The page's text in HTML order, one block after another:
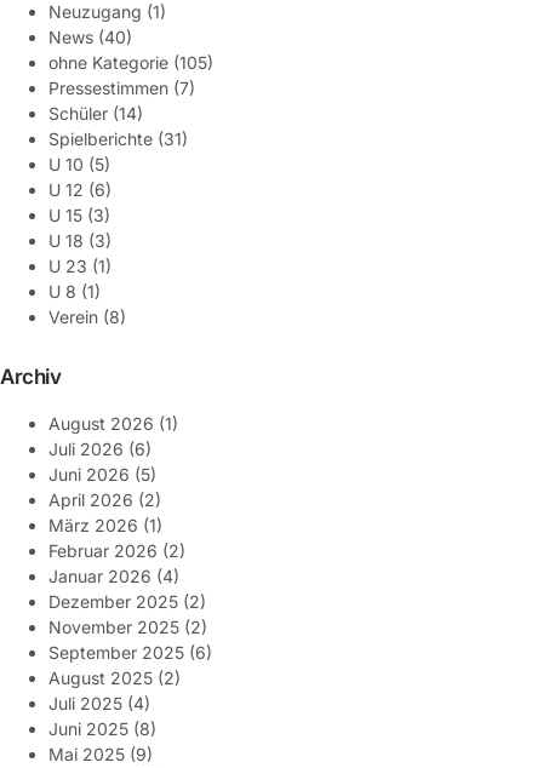
Neuzugang (1)
News (40)
ohne Kategorie (105)
Pressestimmen (7)
Schüler (14)
Spielberichte (31)
U 10 (5)
U 12 (6)
U 15 (3)
U 18 (3)
U 23 (1)
U 8 (1)
Verein (8)
Archiv
August 2026 (1)
Juli 2026 (6)
Juni 2026 (5)
April 2026 (2)
März 2026 (1)
Februar 2026 (2)
Januar 2026 (4)
Dezember 2025 (2)
November 2025 (2)
September 2025 (6)
August 2025 (2)
Juli 2025 (4)
Juni 2025 (8)
Mai 2025 (9)